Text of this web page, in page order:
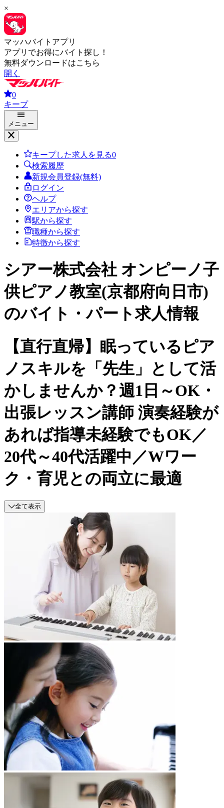
×
マッハバイトアプリ
アプリでお得にバイト探し！
無料ダウンロードはこちら
開く
0
キープ
メニュー
キープした求人を見る0
検索履歴
新規会員登録(無料)
ログイン
ヘルプ
エリアから探す
駅から探す
職種から探す
特徴から探す
シアー株式会社 オンピーノ子
供ピアノ教室(京都府向日市)
のバイト・パート求人情報
【直行直帰】眠っているピア
ノスキルを「先生」として活
かしませんか？週1日～OK・
出張レッスン講師 演奏経験が
あれば指導未経験でもOK／
20代～40代活躍中／Wワー
ク・育児との両立に最適
全て表示